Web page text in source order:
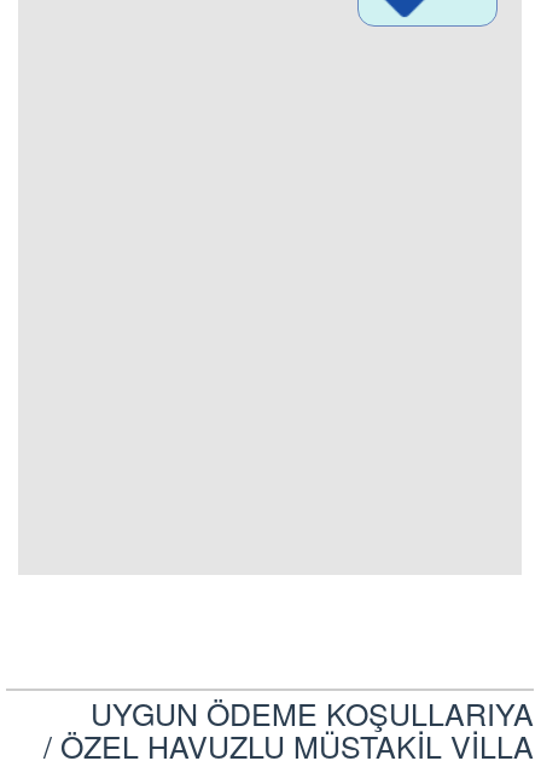
UYGUN ÖDEME KOŞULLARIYA
ÖZEL HAVUZLU MÜSTAKİL VİLLA /